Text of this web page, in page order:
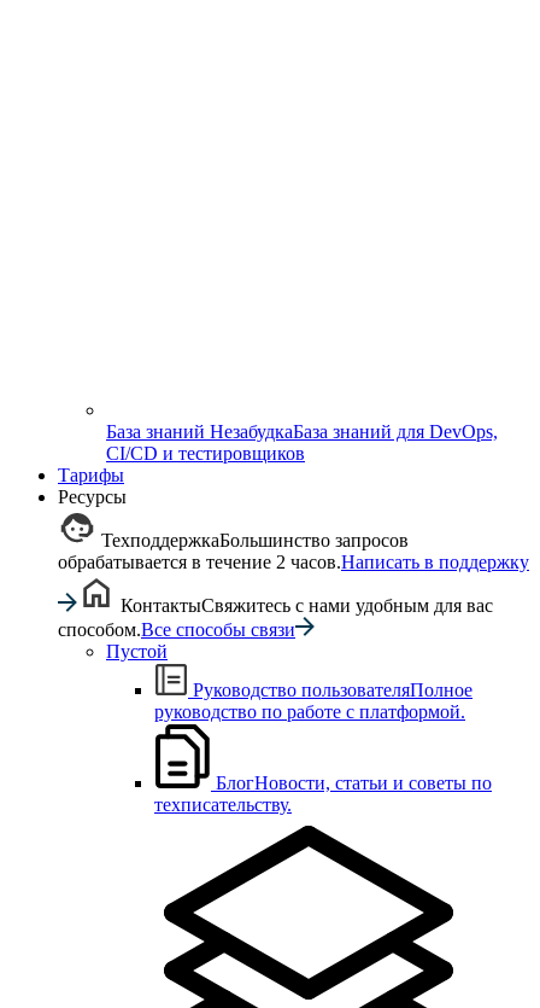
База знаний НезабудкаБаза знаний для DevOps,
CI/CD и тестировщиков
Тарифы
Ресурсы
ТехподдержкаБольшинство запросов
обрабатывается в течение 2 часов.Написать в поддержку
КонтактыСвяжитесь с нами удобным для вас
способом.Все способы связи
Пустой
Руководство пользователяПолное
руководство по работе с платформой.
БлогНовости, статьи и советы по
техписательству.